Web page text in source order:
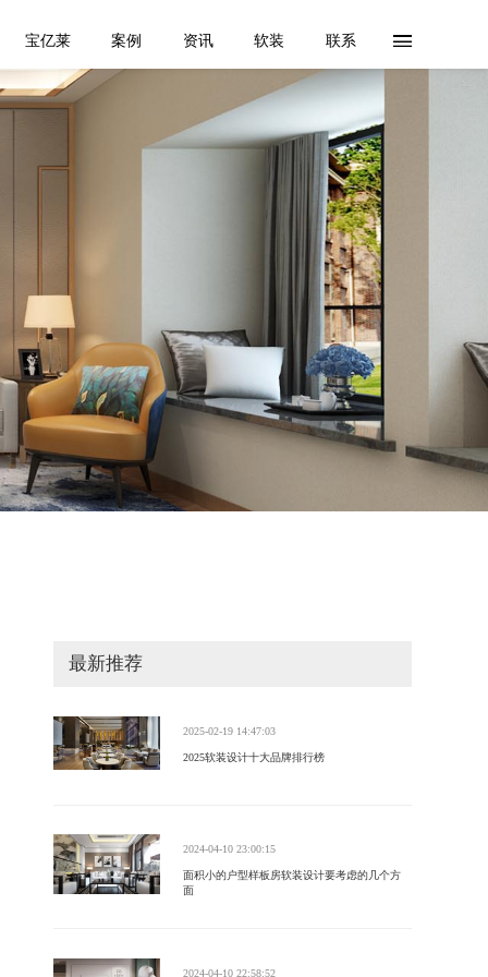
宝亿莱 案例 资讯 软装 联系
最新推荐
2025-02-19 14:47:03
2025软装设计十大品牌排行榜
2024-04-10 23:00:15
面积小的户型样板房软装设计要考虑的几个方
面
2024-04-10 22:58:52